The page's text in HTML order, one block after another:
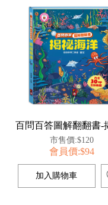
市售價:$120
會員價:$94